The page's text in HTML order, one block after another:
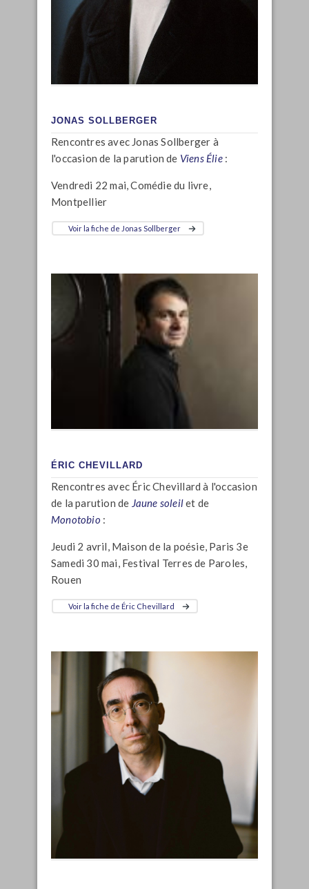
JONAS SOLLBERGER
Rencontres avec Jonas Sollberger à
l'occasion de la parution de Viens Élie:
Vendredi 22 mai, Comédie du livre,
Montpellier
Voir la fiche de Jonas Sollberger
ÉRIC CHEVILLARD
Rencontres avec Éric Chevillard à l'occasion
de la parution de Jaune soleilet de
Monotobio :
Jeudi 2 avril, Maison de la poésie, Paris 3e
Samedi 30 mai, Festival Terres de Paroles,
Rouen
Voir la fiche de Éric Chevillard